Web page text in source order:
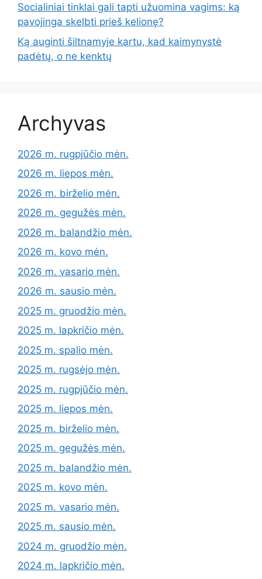
Socialiniai tinklai gali tapti užuomina vagims: ką
pavojinga skelbti prieš kelionę?
Ką auginti šiltnamyje kartu, kad kaimynystė
padėtų, o ne kenktų
Archyvas
2026 m. rugpjūčio mėn.
2026 m. liepos mėn.
2026 m. birželio mėn.
2026 m. gegužės mėn.
2026 m. balandžio mėn.
2026 m. kovo mėn.
2026 m. vasario mėn.
2026 m. sausio mėn.
2025 m. gruodžio mėn.
2025 m. lapkričio mėn.
2025 m. spalio mėn.
2025 m. rugsėjo mėn.
2025 m. rugpjūčio mėn.
2025 m. liepos mėn.
2025 m. birželio mėn.
2025 m. gegužės mėn.
2025 m. balandžio mėn.
2025 m. kovo mėn.
2025 m. vasario mėn.
2025 m. sausio mėn.
2024 m. gruodžio mėn.
2024 m. lapkričio mėn.